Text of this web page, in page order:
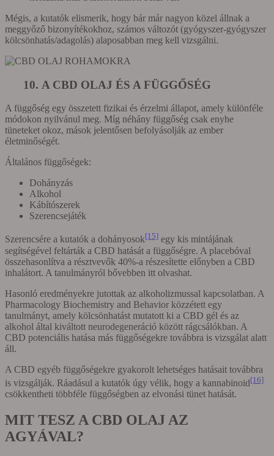
Mégis, a kutatók elismerik, hogy bár már nagyon közel állnak a
meggyőző bizonyítékokhoz, számos változót (gyógyszer-gyógyszer
kölcsönhatás/adagolás) alaposabban meg kell vizsgálni.
10. A CBD OLAJ ÉS A FÜGGŐSÉG
A függőség egy összetett fizikai és érzelmi állapot, amely különféle
módokon nyilvánul meg. Míg néhány függőség csak enyhe
tüneteket okoz, mások jelentősen befolyásolják az ember
életminőségét.
Általános függőségek:
Dohányzás
Alkohol
Kábítószerek
Szerencsejáték
Szerencsére a kutatók a dohányosok[15] egy kis mintájának
segítségével feltárták a CBD hatását a függőségre. A placebóval
összehasonlítva a résztvevők 40%-a részesítette előnyben a CBD
inhalátort. A tanulmányról bővebben itt olvashat.
Hasonló eredményekre jutottak az alkoholizmussal kapcsolatban. A
Pharmacology Biochemistry and Behavior közzétett egy
tanulmányt, amely kölcsönhatást mutatott ki a CBD gél és az
alkohol által kiváltott neurodegeneráció között rágcsálókban. A
CBD potenciális hatása más függőségekre továbbra is vizsgálat alatt
áll.
A CBD egyéb függőségekre gyakorolt lehetséges hatásait továbbra
is vizsgálják. Ráadásul a kutatók úgy vélik, hogy a kannabinoid[16]
csökkentheti többféle függőségben az elvonási tünet hatását.
MIT TESZ A CBD OLAJ AZ
AGYÁVAL?